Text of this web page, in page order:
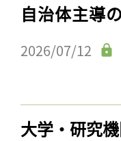
自治体主導
2026/07/12
大学・研究